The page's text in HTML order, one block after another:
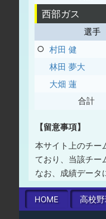
西部ガス
選手
○ 村田 健
林田 夢大
大畑 蓮
合計
【留意事項】
本サイト上のチー
ており、当該チー
なお、成績データ
HOME 高校